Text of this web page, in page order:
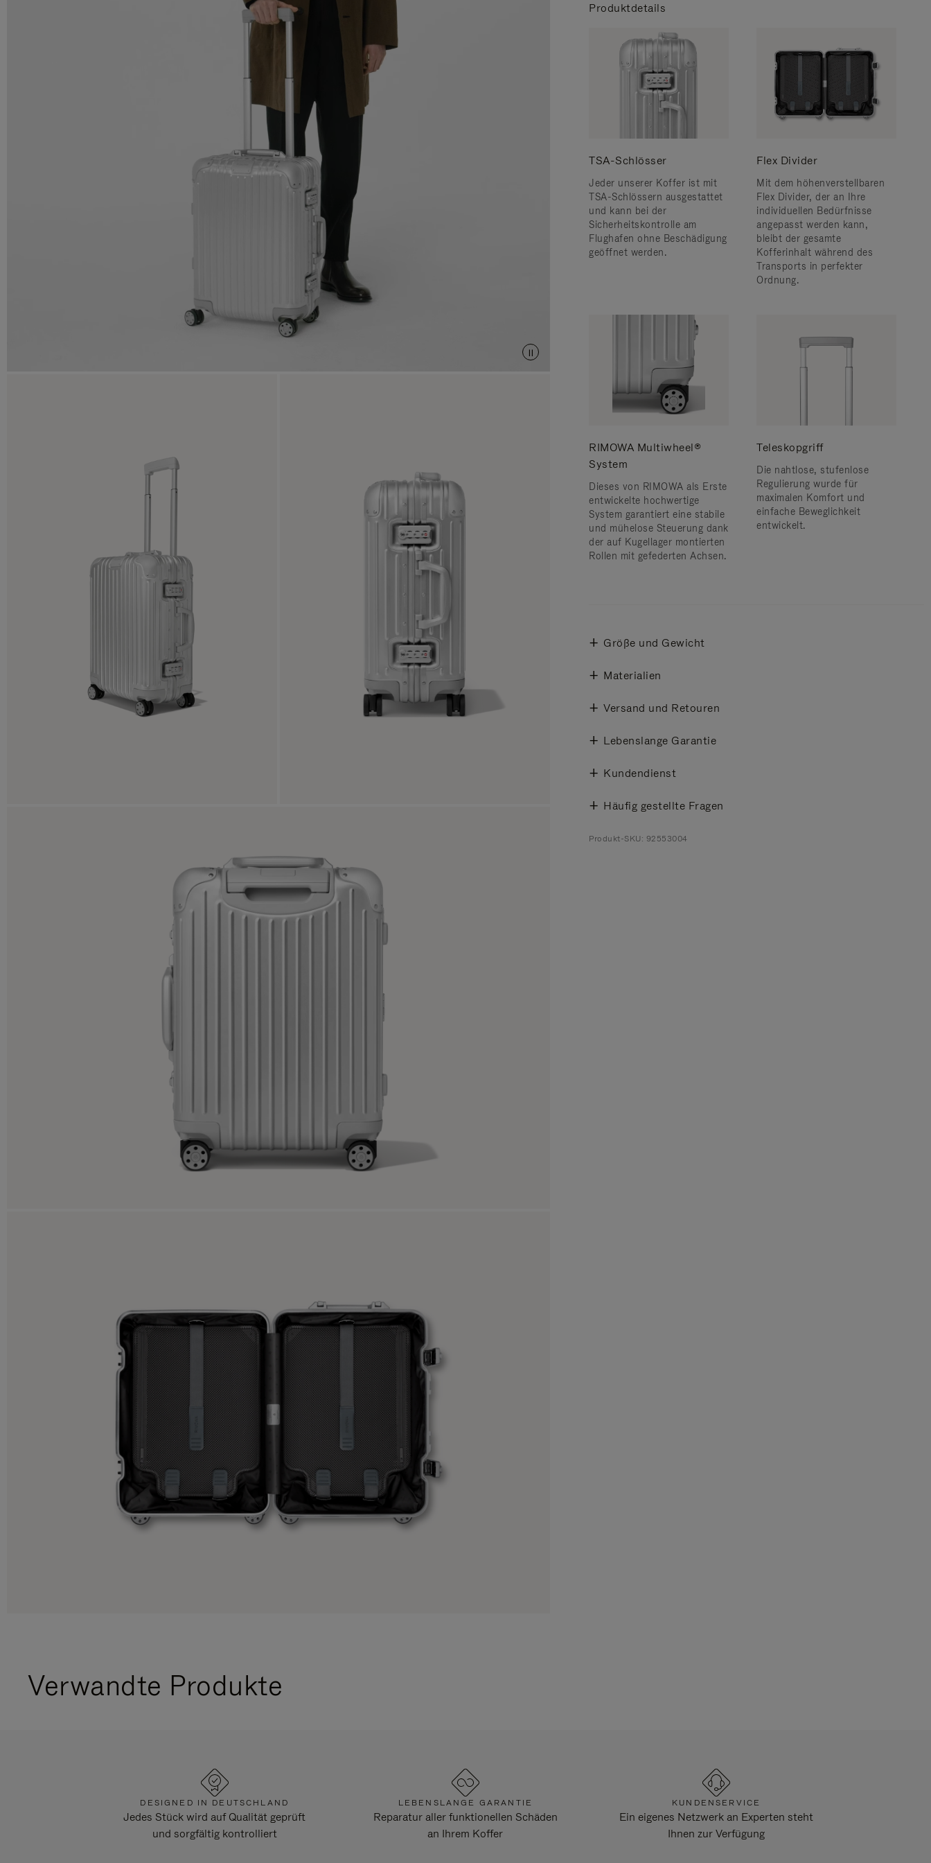
Produktdetails
TSA-Schlösser
Jeder unserer Koffer ist mit
TSA-Schlössern ausgestattet
und kann bei der
Sicherheitskontrolle am
Flughafen ohne Beschädigung
geöffnet werden.
Flex Divider
Mit dem höhenverstellbaren
Flex Divider, der an Ihre
individuellen Bedürfnisse
angepasst werden kann,
bleibt der gesamte
Kofferinhalt während des
Transports in perfekter
Ordnung.
RIMOWA Multiwheel®
System
Dieses von RIMOWA als Erste
entwickelte hochwertige
System garantiert eine stabile
und mühelose Steuerung dank
der auf Kugellager montierten
Rollen mit gefederten Achsen.
Teleskopgriff
Die nahtlose, stufenlose
Regulierung wurde für
maximalen Komfort und
einfache Beweglichkeit
entwickelt.
Größe und Gewicht
Materialien
Versand und Retouren
Lebenslange Garantie
Kundendienst
Häufig gestellte Fragen
Produkt-SKU: 92553004
Verwandte Produkte
DESIGNED IN DEUTSCHLAND
Jedes Stück wird auf Qualität geprüft
und sorgfältig kontrolliert
LEBENSLANGE GARANTIE
Reparatur aller funktionellen Schäden
an Ihrem Koffer
KUNDENSERVICE
Ein eigenes Netzwerk an Experten steht
Ihnen zur Verfügung